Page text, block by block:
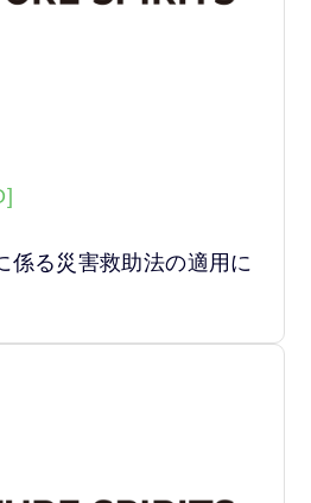
係る災害救助法の適用に